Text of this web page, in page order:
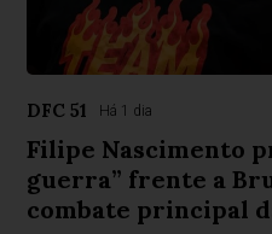
DFC 51 Há 1 dia
Filipe Nascimento
guerra” frente a
combate principal